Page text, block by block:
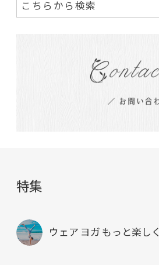
特集
ウェア ヨガ もっと楽しく